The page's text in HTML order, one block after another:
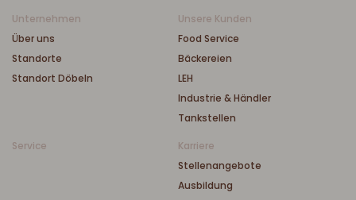
Unternehmen
Über uns
Standorte
Standort Döbeln
Unsere Kunden
Food Service
Bäckereien
LEH
Industrie & Händler
Tankstellen
Service
Karriere
Stellenangebote
Ausbildung